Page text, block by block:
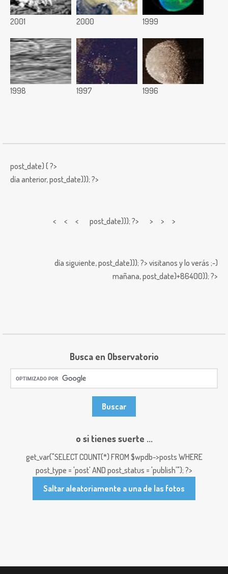
2001 2000 1999
1998 1997 1996
post_date) { ?>
día anterior,post_date))); ?>
< < < post_date))); ?> > > >
día siguiente,post_date))); ?> visitanos y lo verás ;-)
mañana,post_date)+86400)); ?>
Busca en Observatorio
o si tienes suerte ...
get_var("SELECT COUNT(*) FROM $wpdb->posts WHERE
post_type = 'post' AND post_status = 'publish'"); ?>
Saltar aleatoriamente a una de las fotos